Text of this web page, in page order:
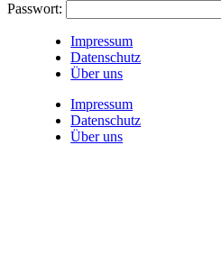
Passwort:
Impressum
Datenschutz
Über uns
Impressum
Datenschutz
Über uns